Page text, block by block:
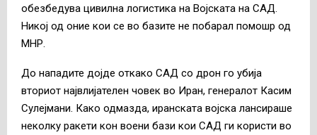
обезбедува цивилна логистика на Војската на САД.
Никој од оние кои се во базите не побарал помошр од
МНР.
До нападите дојде откако САД со дрон го убија
вториот највлијателен човек во Иран, генералот Касим
Сулејмани. Како одмазда, иранската војска лансираше
неколку ракети кон воени бази кои САД ги користи во